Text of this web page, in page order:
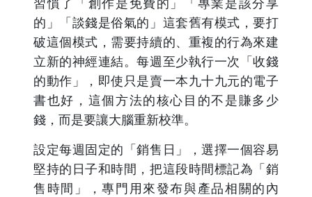
的」「談錢是俗氣的」這套舊有模式，要打
破這個模式，需要持續的、重複的行為來建
立新的神經連結。每週至少執行一次「收錢
的動作」，即使只是賣一本九十九元的電子
書也好，這個方法的核心目的不是賺多少
錢，而是要讓大腦重新校準。
設定每週固定的「銷售日」，選擇一個容易
堅持的日子和時間，把這段時間標記為「銷
售時間」，專門用來發布與產品相關的內